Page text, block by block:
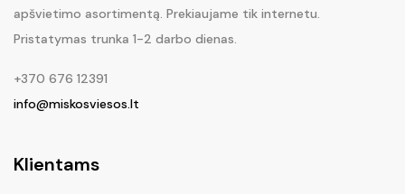
apšvietimo asortimentą. Prekiaujame tik internetu.
Pristatymas trunka 1-2 darbo dienas.
+370 676 12391
info@miskosviesos.lt
Klientams